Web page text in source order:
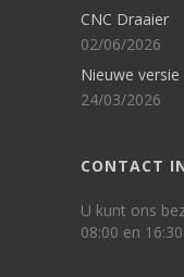
CNC Draaier
02/06/2026
Nieuwe
24/03/2026
CONTACT
U kunt ons
08:00 en